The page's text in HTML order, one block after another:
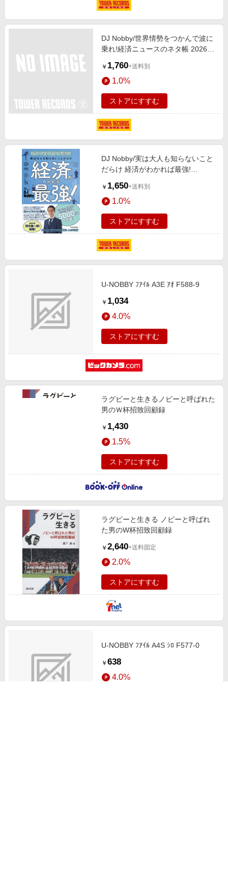
DJ Nobby/世界情勢をつかんで波に
乗れ!経済ニュースのネタ帳 2026-
おもしろ解説! 世界の見え方がガラ
っと変わ[9784801207929]
￥ 1,760+送料別
1.0%
ストアにすすむ
DJ Nobby/実は大人も知らないこと
だらけ 経済がわかれば最強!
￥ 1,650+送料別
1.0%
ストアにすすむ
U-NOBBY ﾌｱｲﾙ A3E ｱｵ F588-9
￥ 1,034
4.0%
ストアにすすむ
ラグビーと生きるノビーと呼ばれた
男のＷ杯招致回顧録
￥ 1,430
1.5%
ストアにすすむ
ラグビーと生きる ノビーと呼ばれ
た男のW杯招致回顧録
￥ 2,640+送料固定
2.0%
ストアにすすむ
U-NOBBY ﾌｱｲﾙ A4S ｼﾛ F577-0
￥ 638
4.0%